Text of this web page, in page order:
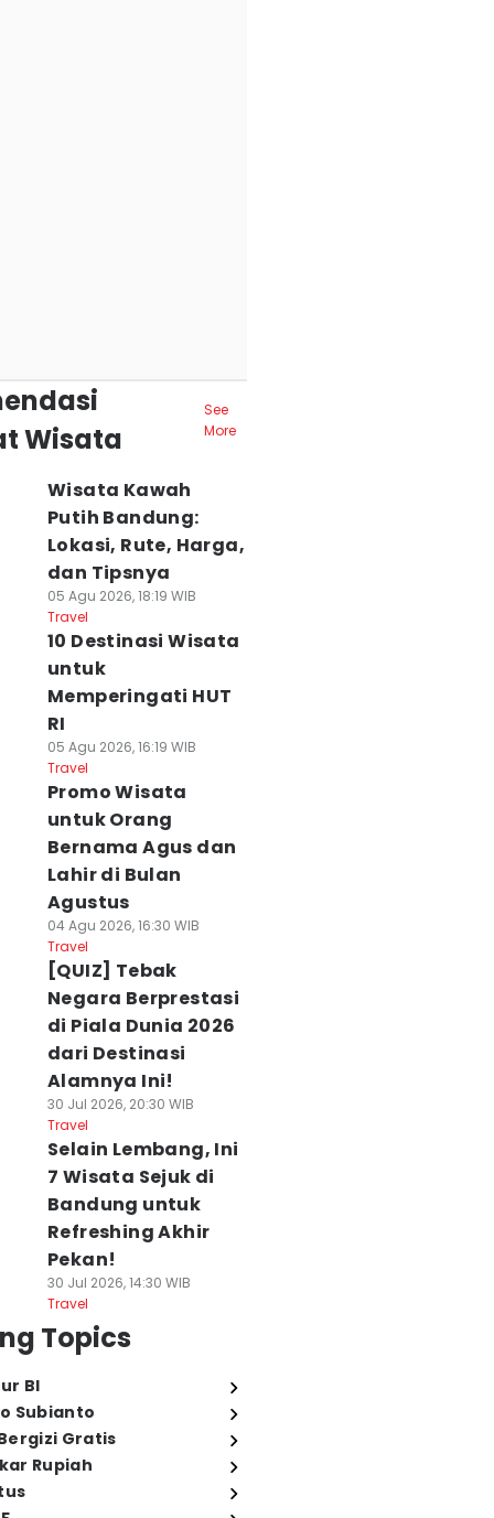
Wisata
See
More
Wisata Kawah
Putih Bandung:
Lokasi, Rute, Harga,
dan Tipsnya
05 Agu 2026, 18:19 WIB
Travel
10 Destinasi Wisata
untuk
Memperingati HUT
RI
05 Agu 2026, 16:19 WIB
Travel
Promo Wisata
untuk Orang
Bernama Agus dan
Lahir di Bulan
Agustus
04 Agu 2026, 16:30 WIB
Travel
[QUIZ] Tebak
Negara Berprestasi
di Piala Dunia 2026
dari Destinasi
Alamnya Ini!
30 Jul 2026, 20:30 WIB
Travel
Selain Lembang, Ini
7 Wisata Sejuk di
Bandung untuk
Refreshing Akhir
Pekan!
30 Jul 2026, 14:30 WIB
Travel
Topics
BI
Subianto
Gratis
Rupiah